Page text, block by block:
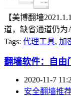
【美博翻墙
道，缺省通道仍为
Tags: 代理工具, 加
翻墙软件：自由
2020-11-7
安全翻墙推